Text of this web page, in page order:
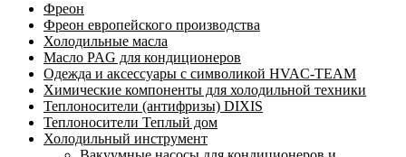
Фреон
Фреон европейского производства
Холодильные масла
Масло PAG для кондиционеров
Одежда и аксессуары с символикой HVAC-TEAM
Химические компоненты для холодильной техники
Теплоносители (антифризы) DIXIS
Теплоносители Теплый дом
Холодильный инструмент